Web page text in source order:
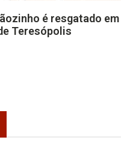
é resgatado em
Teresópolis